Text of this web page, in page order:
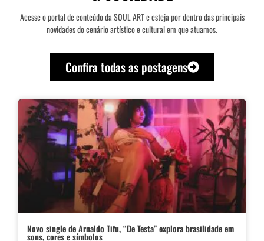
Acesse o portal de conteúdo da SOUL ART e esteja por dentro das principais
novidades do cenário artístico e cultural em que atuamos.
Confira todas as postagens
Novo single de Arnaldo Tifu, “De Testa” explora brasilidade em
sons, cores e símbolos